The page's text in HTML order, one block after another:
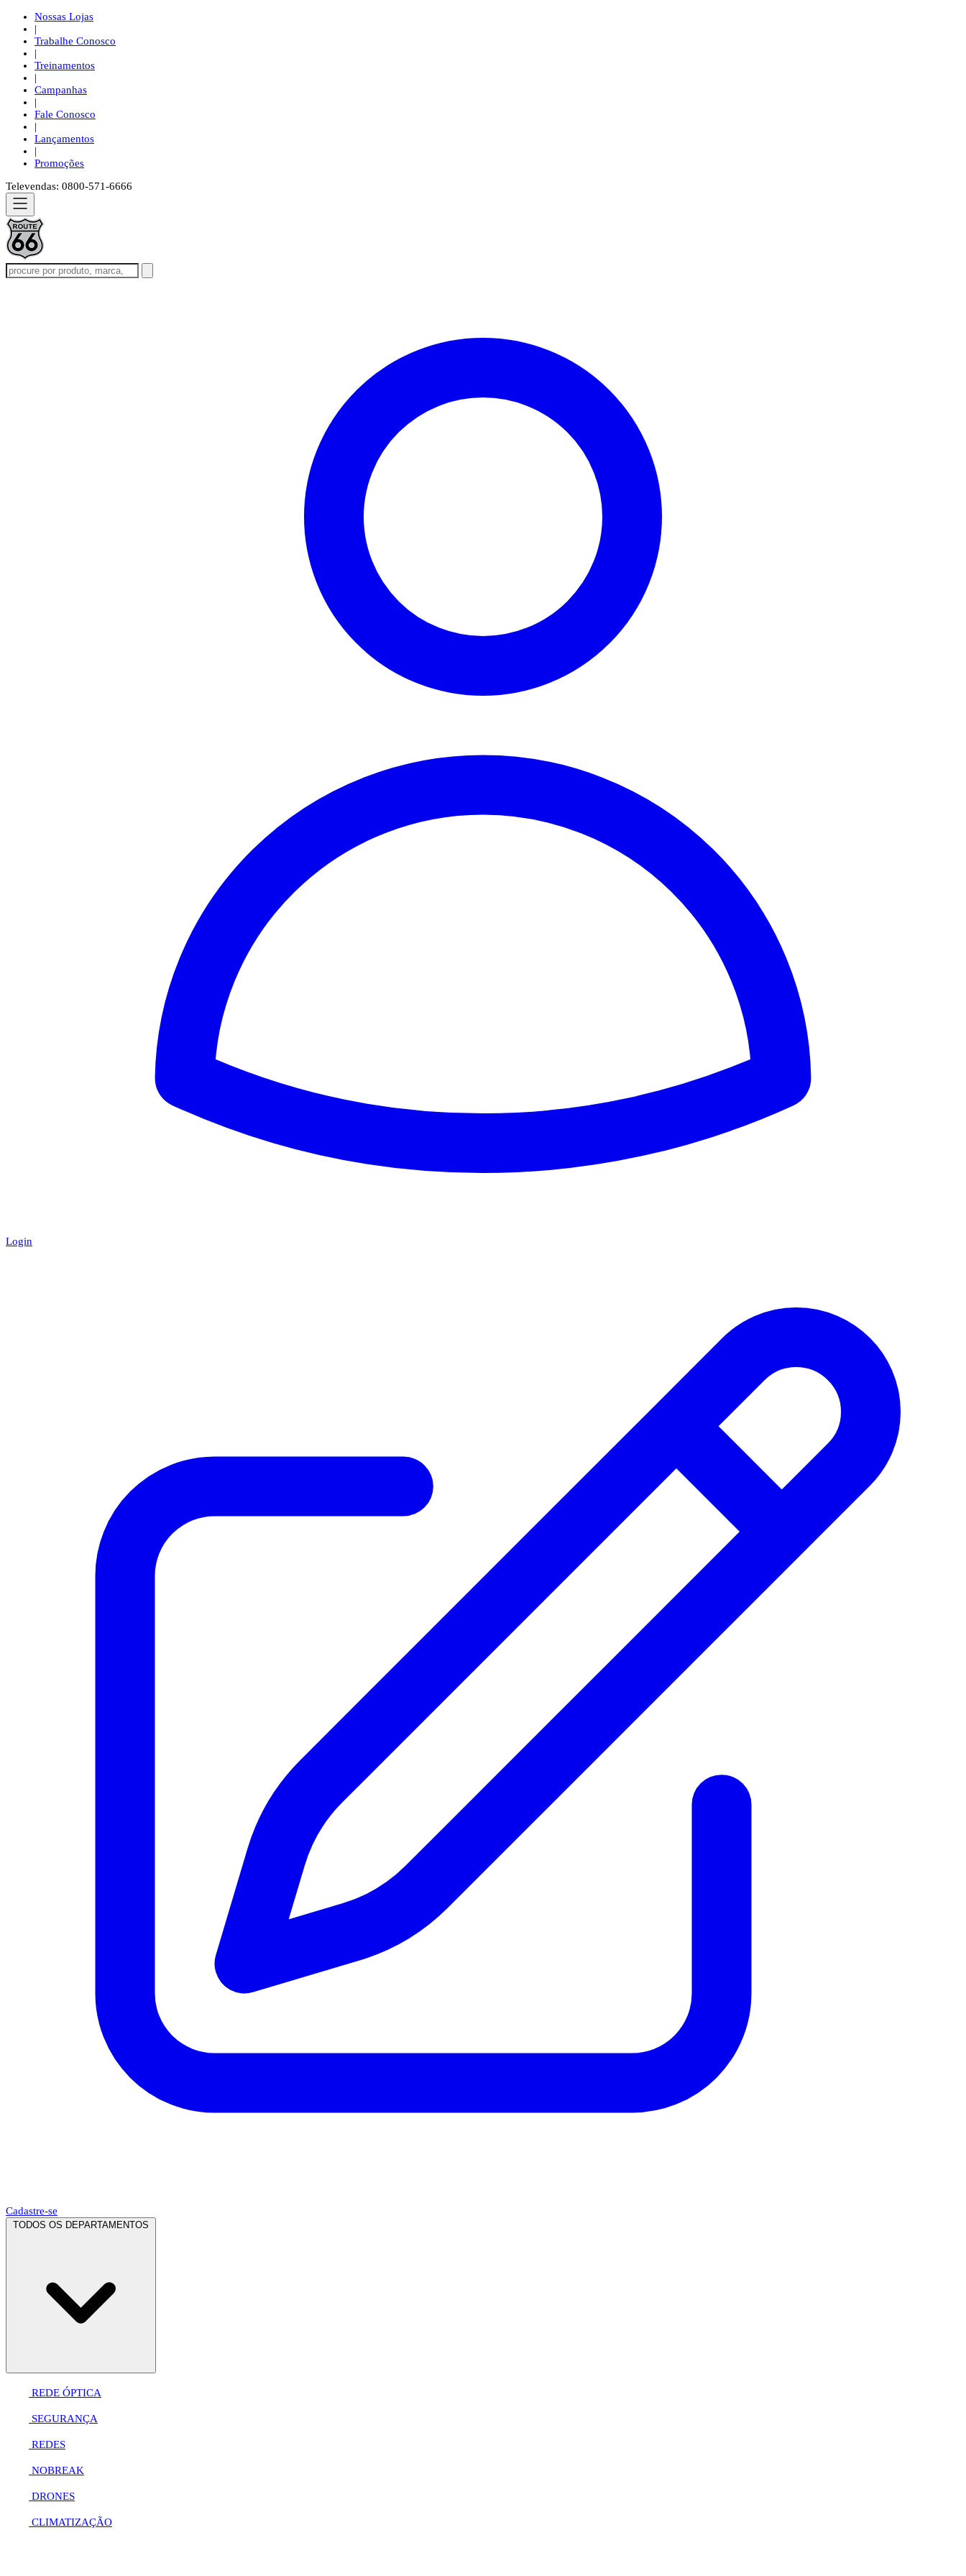
Nossas Lojas
|
Trabalhe Conosco
|
Treinamentos
|
Campanhas
|
Fale Conosco
|
Lançamentos
|
Promoções
Televendas: 0800-571-6666
Login
Cadastre-se
TODOS OS DEPARTAMENTOS
REDE ÓPTICA
SEGURANÇA
REDES
NOBREAK
DRONES
CLIMATIZAÇÃO